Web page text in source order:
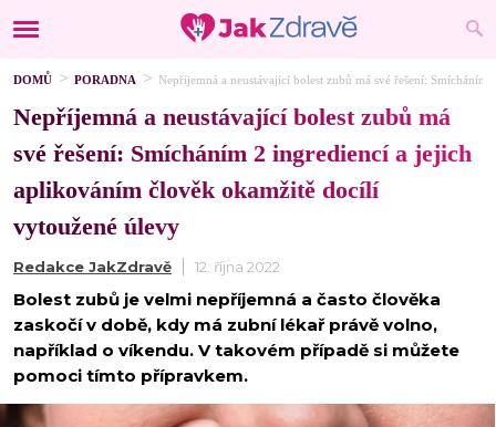
DOMŮ PORADNA Nepříjemná a neustávající bolest zubů má své řešení:
Nepříjemná a neustávající bolest zubů má
své řešení: Smícháním 2 ingrediencí a jejich
aplikováním člověk okamžitě docílí
vytoužené úlevy
Redakce JakZdravě 12. října 2022
Bolest zubů je velmi nepříjemná a často člověka
zaskočí v době, kdy má zubní lékař právě volno,
například o víkendu. V takovém případě si můžete
pomoci tímto přípravkem.